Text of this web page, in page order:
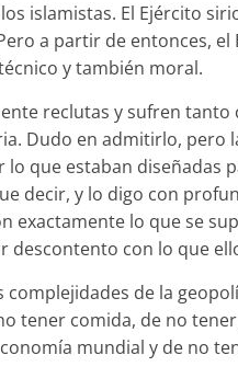
islamistas. El Ejército
a partir de entonces,
y también moral.
reclutas y sufren
Dudo en admitirlo, pero
que estaban diseñadas
decir, y lo digo con
exactamente lo que se
descontento con lo que
complejidades de la
tener comida, de no
mundial y de no